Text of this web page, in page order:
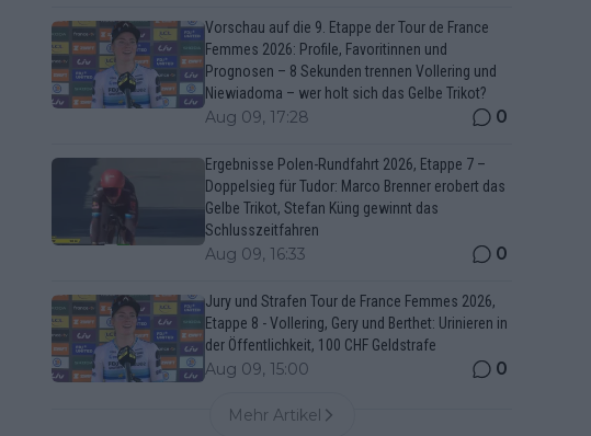
Vorschau auf die 9. Etappe der Tour de France
Femmes 2026: Profile, Favoritinnen und
Prognosen – 8 Sekunden trennen Vollering und
Niewiadoma – wer holt sich das Gelbe Trikot?
Aug 09, 17:28 0
Ergebnisse Polen-Rundfahrt 2026, Etappe 7 –
Doppelsieg für Tudor: Marco Brenner erobert das
Gelbe Trikot, Stefan Küng gewinnt das
Schlusszeitfahren
Aug 09, 16:33 0
Jury und Strafen Tour de France Femmes 2026,
Etappe 8 - Vollering, Gery und Berthet: Urinieren in
der Öffentlichkeit, 100 CHF Geldstrafe
Aug 09, 15:00 0
Mehr Artikel